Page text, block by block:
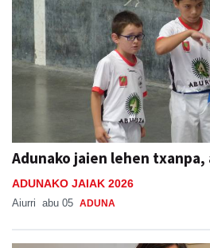
Adunako jaien lehen
ADUNAKO JAIAK 2026
Aiurri abu 05 ADUNA